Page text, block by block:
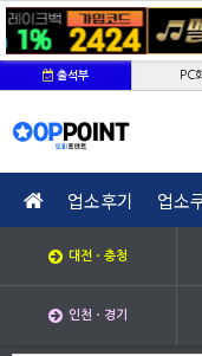
출석부 PC
업소후기 업소
대전ㆍ충청
인천ㆍ경기